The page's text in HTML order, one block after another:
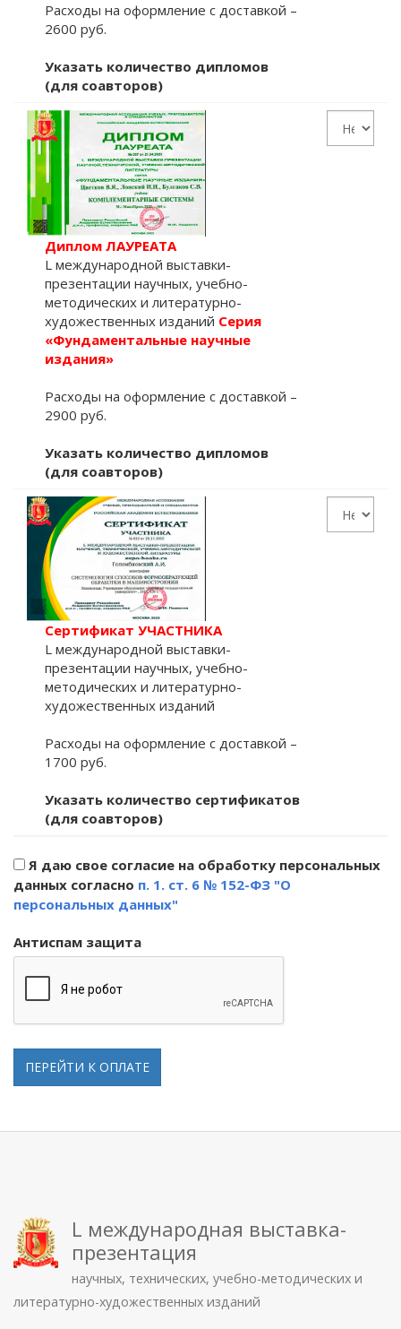
Расходы на оформление с доставкой –
2600 руб.
Указать количество дипломов
(для соавторов)
Диплом ЛАУРЕАТА
L международной выставки-
презентации научных, учебно-
методических и литературно-
художественных изданий Серия
«Фундаментальные научные
издания»
Расходы на оформление с доставкой –
2900 руб.
Указать количество дипломов
(для соавторов)
Сертификат УЧАСТНИКА
L международной выставки-
презентации научных, учебно-
методических и литературно-
художественных изданий
Расходы на оформление с доставкой –
1700 руб.
Указать количество сертификатов
(для соавторов)
Я даю свое согласие на обработку персональных
данных согласно п. 1. ст. 6 № 152-ФЗ "О
персональных данных"
Антиспам защита
ПЕРЕЙТИ К ОПЛАТЕ
L международная выставка-
презентация
научных, технических, учебно-методических и
литературно-художественных изданий